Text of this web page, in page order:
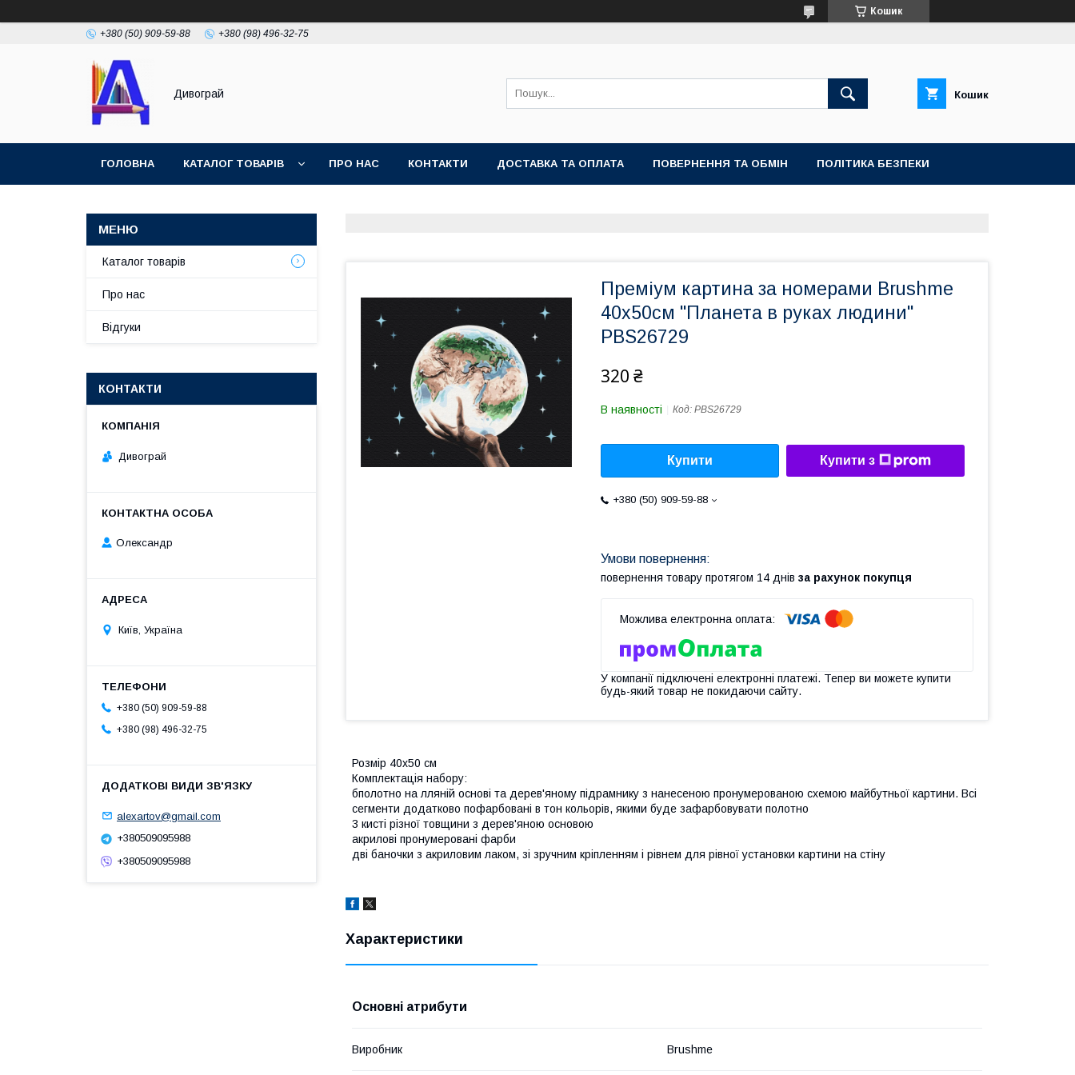
Кошик
+380 (50) 909-59-88 +380 (98) 496-32-75
Дивограй Кошик
ГОЛОВНА КАТАЛОГ ТОВАРІВ ПРО НАС КОНТАКТИ ДОСТАВКА ТА ОПЛАТА ПОВЕРНЕННЯ ТА ОБМІН ПОЛІТИКА БЕЗПЕКИ
Преміум картина за номерами Brushme
40x50см "Планета в руках людини"
PBS26729
320 ₴
В наявності Код: PBS26729
Купити Купити з
+380 (50) 909-59-88
повернення товару протягом 14 днів за рахунок покупця
У компанії підключені електронні платежі. Тепер ви можете купити
будь-який товар не покидаючи сайту.
Розмір 40x50 см
Комплектація набору:
бполотно на лляній основі та дерев'яному підрамнику з нанесеною пронумерованою схемою майбутньої картини. Всі
сегменти додатково пофарбовані в тон кольорів, якими буде зафарбовувати полотно
3 кисті різної товщини з дерев'яною основою
акрилові пронумеровані фарби
дві баночки з акриловим лаком, зі зручним кріпленням і рівнем для рівної установки картини на стіну
Характеристики
Основні атрибути
Виробник Brushme
Каталог товарів
Про нас
Відгуки
КОНТАКТИ
Дивограй
Олександр
Київ, Україна
+380 (50) 909-59-88
+380 (98) 496-32-75
alexartov@gmail.com
+380509095988
+380509095988